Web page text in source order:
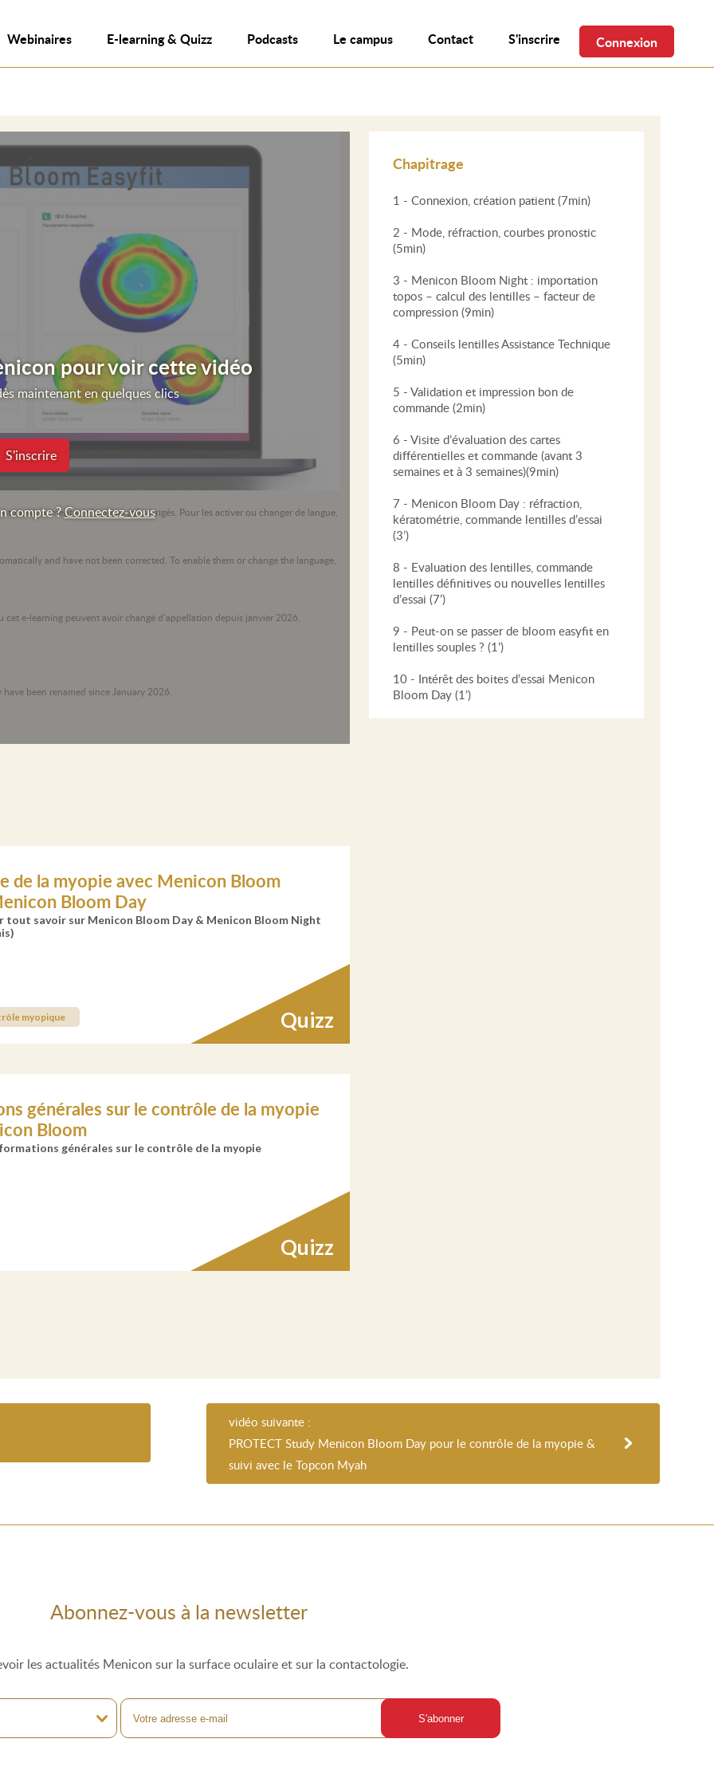
Webinaires E-learning & Quizz Podcasts Le campus Contact S'inscrire Connexion
pour voir cette vidéo
maintenant en quelques clics
S'inscrire
compte ?Connectez-vous
et n’ont pas été corrigés. Pour les activer ou changer de langue,
and have not been corrected. To enable them or change the language,
e-learning peuvent avoir changé d’appellation depuis janvier 2026.
been renamed since January 2026.
de la myopie avec Menicon Bloom
Bloom Day
tout savoir sur Menicon Bloom Day & Menicon Bloom Night
Quizz
myopique
générales sur le contrôle de la myopie
Bloom
générales sur le contrôle de la myopie
Quizz
Chapitrage
1 - Connexion, création patient (7min)
2 - Mode, réfraction, courbes pronostic
(5min)
3 - Menicon Bloom Night : importation
topos – calcul des lentilles – facteur de
compression (9min)
4 - Conseils lentilles Assistance Technique
(5min)
5 - Validation et impression bon de
commande (2min)
6 - Visite d’évaluation des cartes
différentielles et commande (avant 3
semaines et à 3 semaines)(9min)
7 - Menicon Bloom Day : réfraction,
kératométrie, commande lentilles d’essai
(3’)
8 - Evaluation des lentilles, commande
lentilles définitives ou nouvelles lentilles
d’essai (7’)
9 - Peut-on se passer de bloom easyfit en
lentilles souples ? (1’)
10 - Intérêt des boites d’essai Menicon
Bloom Day (1’)
vidéo suivante :
PROTECT Study Menicon Bloom Day pour le contrôle de la myopie &
suivi avec le Topcon Myah
Abonnez-vous à la newsletter
les actualités Menicon sur la surface oculaire et sur la contactologie.